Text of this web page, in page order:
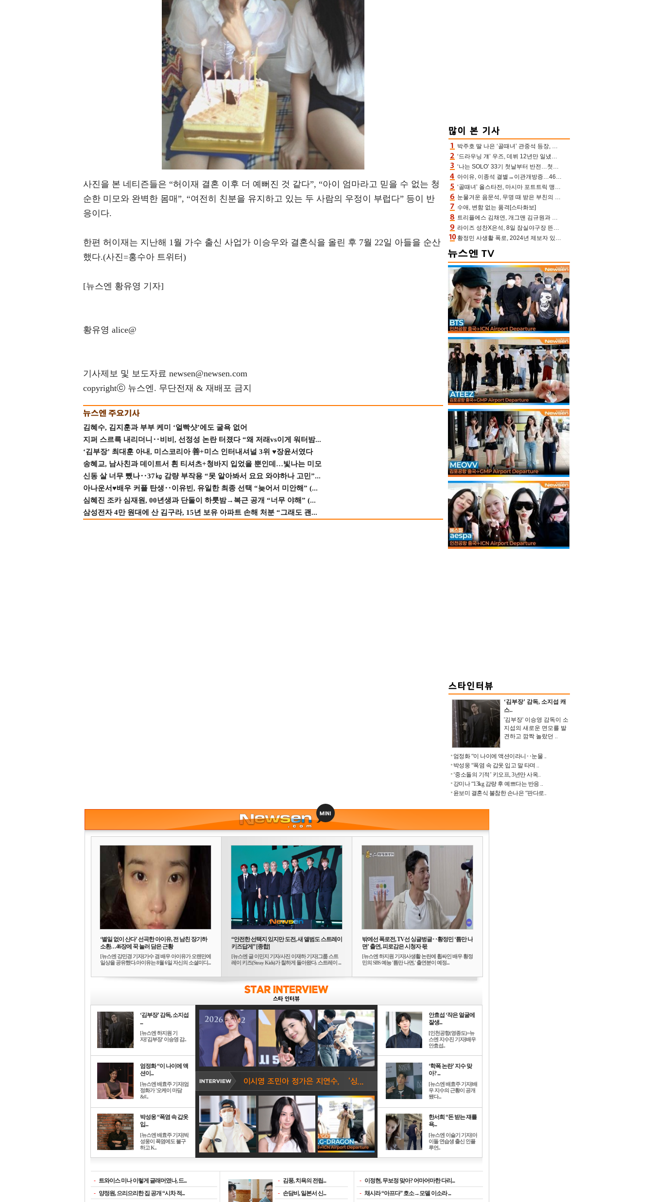
사진을 본 네티즌들은 “허이재 결혼 이후 더 예뻐진 것 같다”, “아이 엄마라고 믿을 수 없는 청
순한 미모와 완벽한 몸매”, “여전히 친분을 유지하고 있는 두 사람의 우정이 부럽다” 등이 반
응이다.
한편 허이재는 지난해 1월 가수 출신 사업가 이승우와 결혼식을 올린 후 7월 22일 아들을 순산
했다.(사진=홍수아 트위터)
[뉴스엔 황유영 기자]
황유영 alice@
기사제보 및 보도자료 newsen@newsen.com
copyrightⓒ 뉴스엔. 무단전재 & 재배포 금지
김혜수, 김지훈과 부부 케미 ‘얼빡샷’에도 굴욕 없어
지퍼 스르륵 내리더니‥비비, 선정성 논란 터졌다 “왜 저래vs이게 워터밤...
‘김부장’ 최대훈 아내, 미스코리아 善+미스 인터내셔널 3위 ♥장윤서였다
송혜교, 남사친과 데이트서 흰 티셔츠+청바지 입었을 뿐인데…빛나는 미모
신동 살 너무 뺐나‥37㎏ 감량 부작용 “못 알아봐서 요요 와야하나 고민”...
아나운서♥배우 커플 탄생‥이유빈, 유일한 최종 선택 “늦어서 미안해” (...
심혜진 조카 심재원, 00년생과 단둘이 하룻밤→복근 공개 “너무 야해” (...
삼성전자 4만 원대에 산 김구라, 15년 보유 아파트 손해 처분 “그래도 괜...
박주호 딸 나은 ‘골때녀’ 관중석 등장, 김민재 복제인간 보고 혼란 [결정적장면]
‘드라우닝 걔’ 우즈, 데뷔 12년만 일냈다…체조경기장 입성 확정
‘나는 SOLO’ 33기 첫날부터 반전…첫인상 0표 영호, 호감남 급부상
아이유, 이종석 결별→이관개방증…46장 꽉 채운 유애나 ♥ “열심히 사는 중”
‘골때녀’ 올스타전, 마시마 포트트릭 맹추격전 5:4 골 잔치 ‘짜릿’ [어제TV]
눈물겨운 음문석, 무명 때 받은 부친의 전재산→폐암 父 세상 떠나기 전 여행(유퀴즈)[어제TV]
수애, 변함 없는 품격[스타화보]
트리플에스 김채연, 개그맨 김규원과 함께 프리뷰쇼 진행 [포토엔HD]
라이즈 성찬X은석, 8일 잠실야구장 뜬다…시구 시타+특별공연까지
황정민 사생활 폭로, 2024년 제보자 있었나 “네가 회사에 전화했니” 녹취록 공개 파장
‘김부장’ 감독, 소지섭 캐
스..
'김부장' 이승영 감독이 소
지섭의 새로운 면모를 발
견하고 깜짝 놀랐던 ..
엄정화 “이 나이에 액션이라니‥눈물 ..
박성웅 “폭염 속 갑옷 입고 말 타며 ..
‘중소돌의 기적’ 키오프, 3년만 사옥..
강미나 “13kg 감량 후 예쁘다는 반응 ..
윤보미 결혼식 불참한 손나은 “판다로..
‘별일 없이 산다’ 선곡한 아이유, 전 남친 장기하
소환…46장에 꾹 눌러 담은 근황
[뉴스엔 강민경 기자]가수 겸 배우 아이유가 오랜만에
일상을 공유했다.아이유는 8월 6일 자신의 소셜미디...
“안전한 선택지 있지만 도전, 새 앨범도 스트레이
키즈답게” [종합]
[뉴스엔 글 이민지 기자/사진 이재하 기자]그룹 스트
레이 키즈(Stray Kids)가 칠하게 돌아왔다. 스트레이 ...
밖에선 폭로전, TV선 싱글벙글‥황정민 ‘틈만 나
면’ 출연, 피로감은 시청자 몫
[뉴스엔 하지원 기자]사생활 논란에 휩싸인 배우 황정
민의 SBS 예능 '틈만 나면,' 출연분이 예정...
‘김부장’ 감독, 소지섭
...
[뉴스엔 하지원 기
자]'김부장' 이승영 감..
엄정화 “이 나이에 액
션이...
[뉴스엔 배효주 기자]엄
정화가 '오케이 마담
&#..
박성웅 “폭염 속 갑옷
입...
[뉴스엔 배효주 기자]박
성웅이 폭염에도 불구
하고 K..
안효섭 ‘작은 얼굴에
잘생...
[인천공항(영종도)=뉴
스엔 지수진 기자]배우
안효섭..
‘학폭 논란’ 지수 맞
아? ...
[뉴스엔 배효주 기자]배
우 지수의 근황이 공개
됐다...
한서희 “돈 받는 쟤를
욕...
[뉴스엔 이슬기 기자]아
이돌 연습생 출신 인플
루언..
- 트와이스 미나 이렇게 글래머였나, 드...
- 양정원, 으리으리한 집 공개 “시차 적...
- 김풍, 치욕의 전립...
- 손담비, 일본서 신...
- 이정현, 무보정 맞아? 어마어마한 다리...
- 채시라 “아프다” 호소→모델 이소라 ...